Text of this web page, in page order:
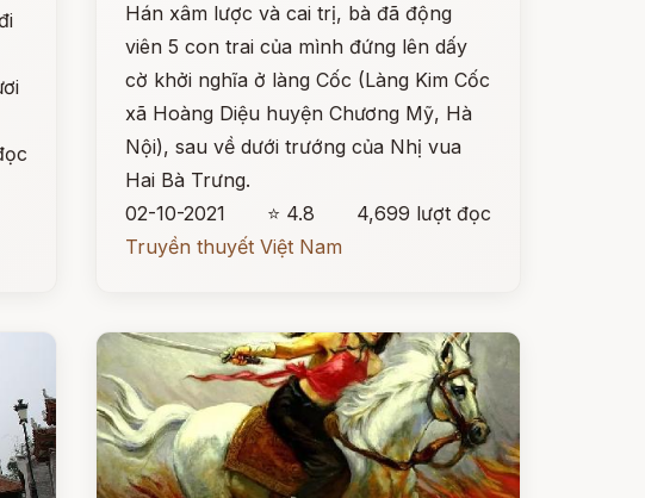
Hán xâm lược và cai trị, bà đã động
viên 5 con trai của mình đứng lên dấy
cờ khởi nghĩa ở làng Cốc (Làng Kim Cốc
xã Hoàng Diệu huyện Chương Mỹ, Hà
Nội), sau về dưới trướng của Nhị vua
Hai Bà Trưng.
02-10-2021
⭐ 4.8
4,699 lượt đọc
Truyền thuyết Việt Nam